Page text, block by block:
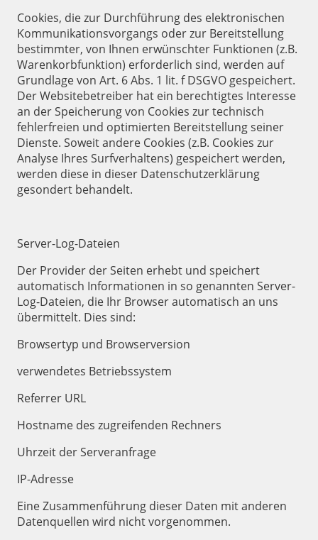
Cookies, die zur Durchführung des elektronischen
Kommunikationsvorgangs oder zur Bereitstellung
bestimmter, von Ihnen erwünschter Funktionen (z.B.
Warenkorbfunktion) erforderlich sind, werden auf
Grundlage von Art. 6 Abs. 1 lit. f DSGVO gespeichert.
Der Websitebetreiber hat ein berechtigtes Interesse
an der Speicherung von Cookies zur technisch
fehlerfreien und optimierten Bereitstellung seiner
Dienste. Soweit andere Cookies (z.B. Cookies zur
Analyse Ihres Surfverhaltens) gespeichert werden,
werden diese in dieser Datenschutzerklärung
gesondert behandelt.
Server-Log-Dateien
Der Provider der Seiten erhebt und speichert
automatisch Informationen in so genannten Server-
Log-Dateien, die Ihr Browser automatisch an uns
übermittelt. Dies sind:
Browsertyp und Browserversion
verwendetes Betriebssystem
Referrer URL
Hostname des zugreifenden Rechners
Uhrzeit der Serveranfrage
IP-Adresse
Eine Zusammenführung dieser Daten mit anderen
Datenquellen wird nicht vorgenommen.